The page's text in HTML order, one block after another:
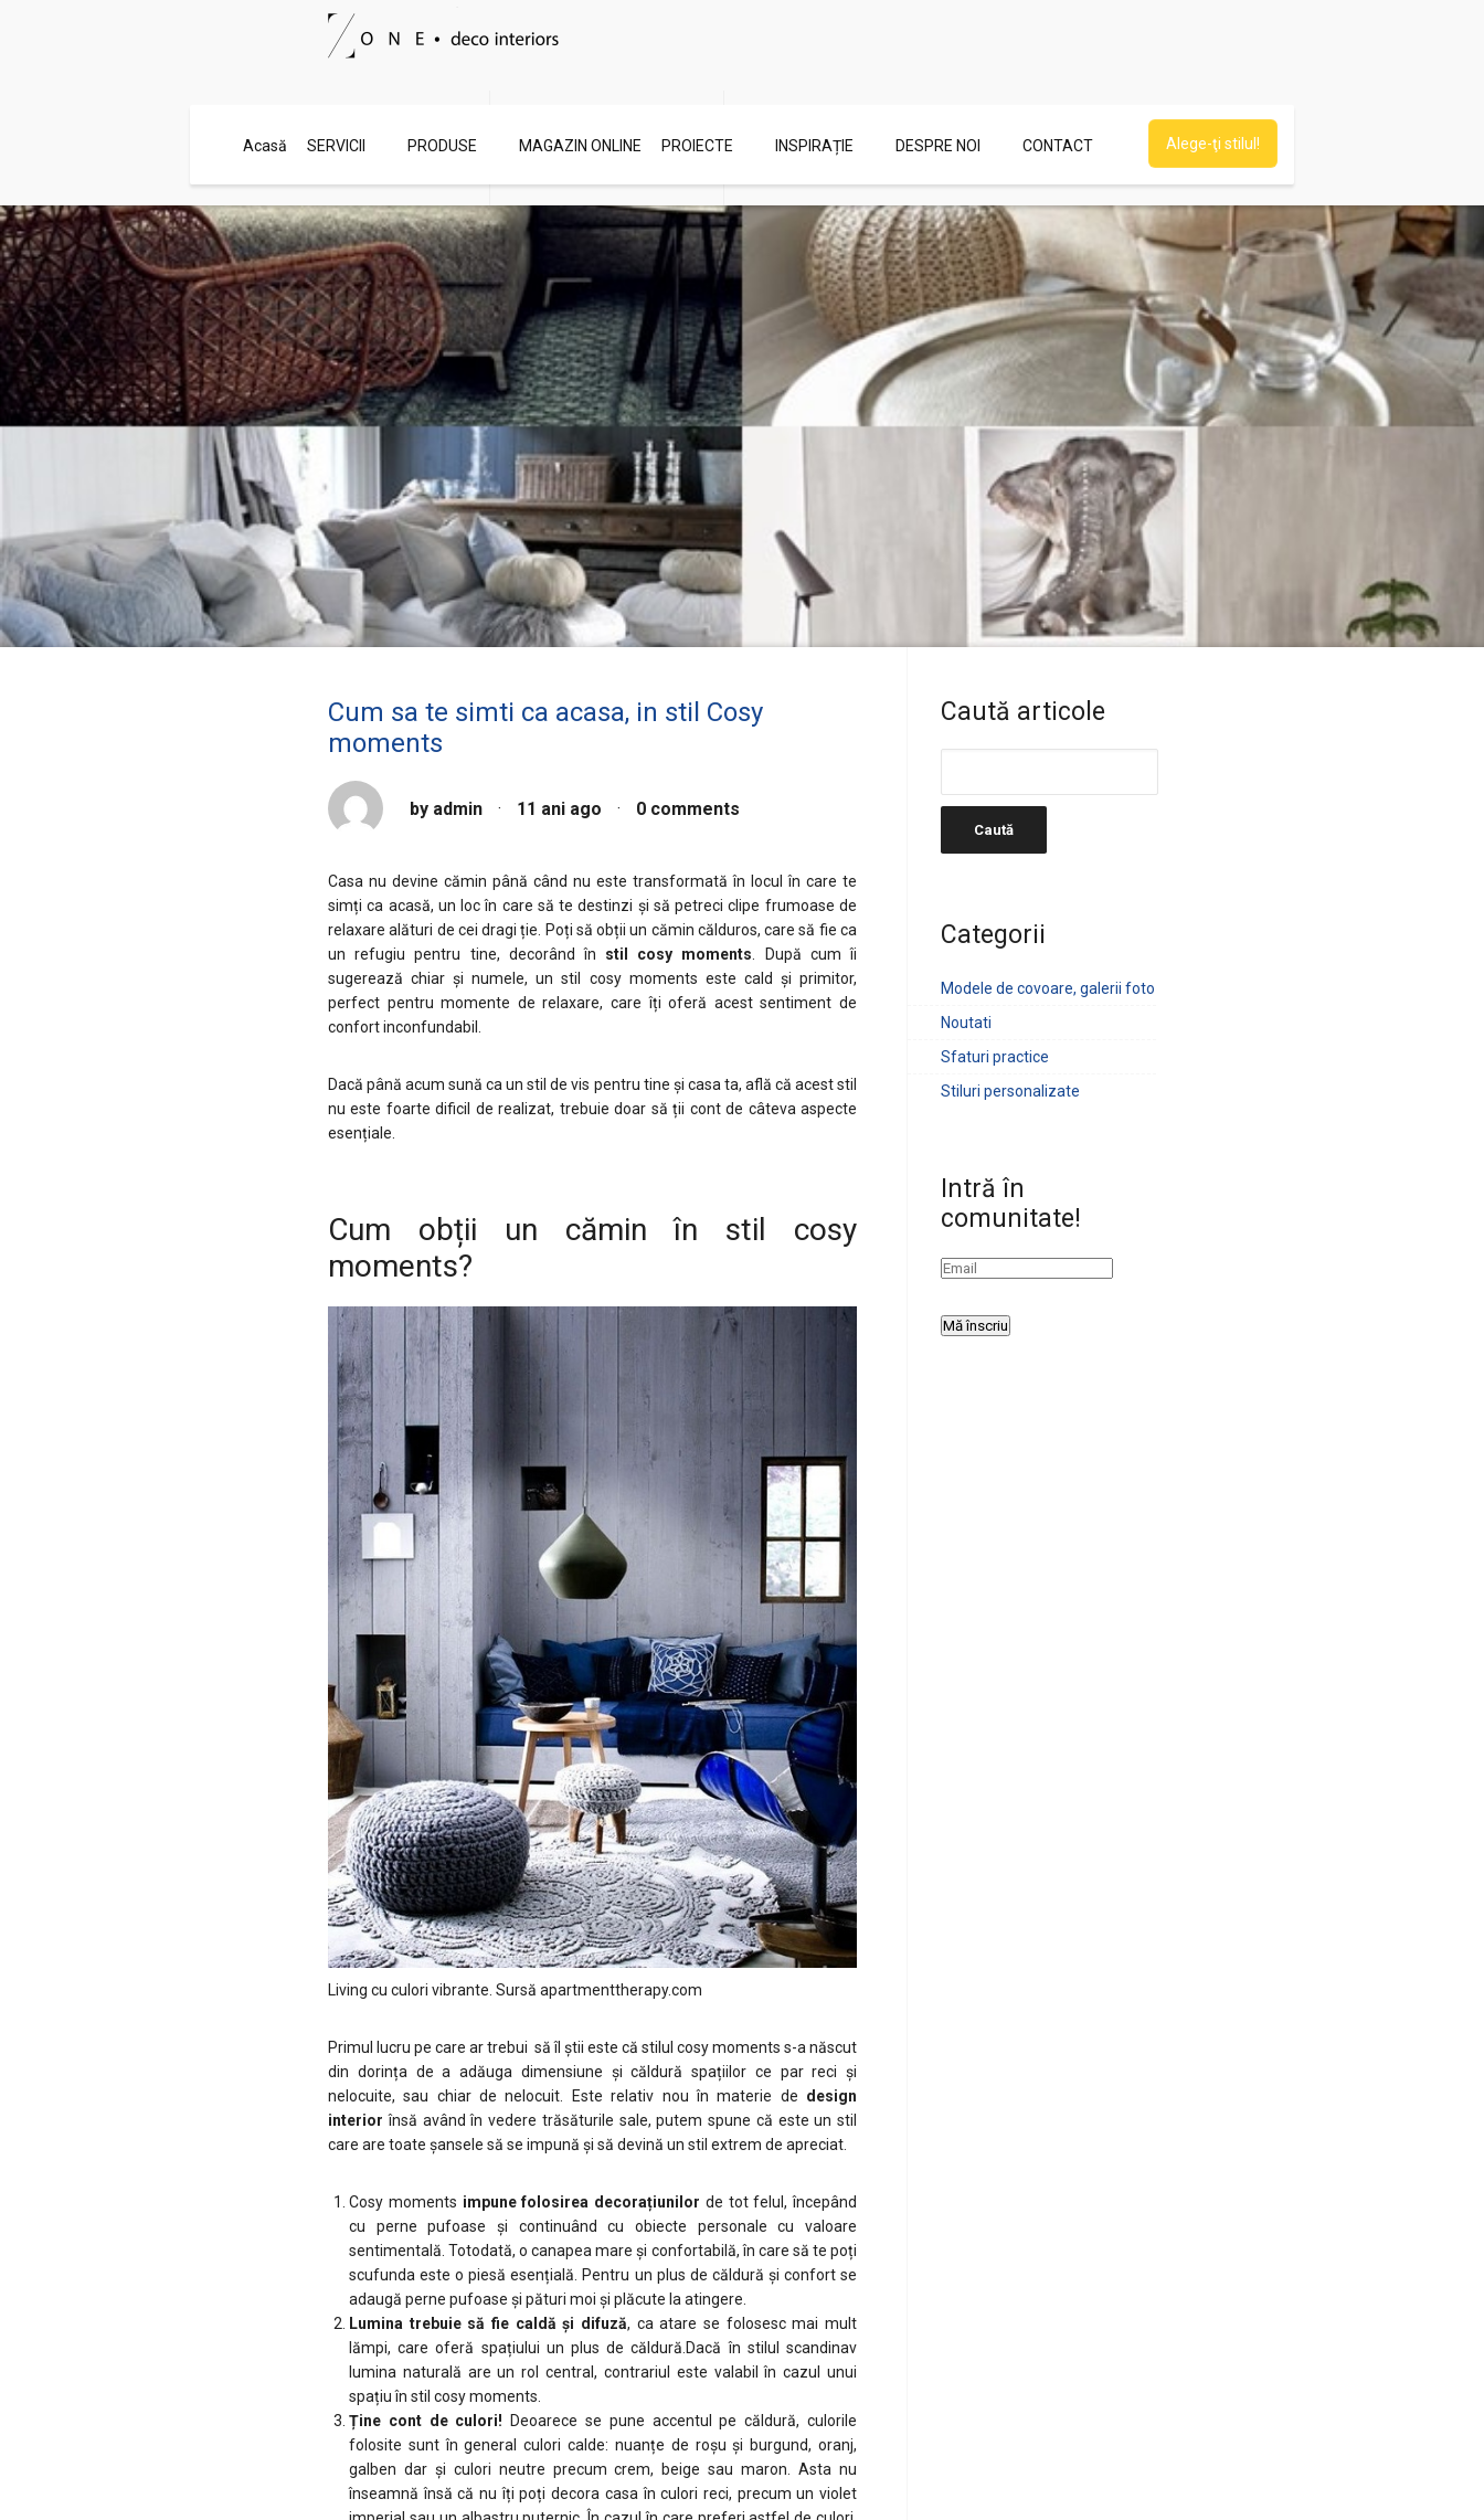
Contact rapid
Email
Engleza
ZoneDeco.ro/en/
Acasă SERVICII PRODUSE MAGAZIN ONLINE PROIECTE INSPIRAȚIE DESPRE NOI CONTACT Alege-ţi stilul!
Cum sa te simti ca acasa, in stil Cosy
moments
by admin · 11 ani ago · 0 comments
Casa nu devine cămin până când nu este transformată în locul în care te
simți ca acasă, un loc în care să te destinzi și să petreci clipe frumoase de
relaxare alături de cei dragi ție. Poți să obții un cămin călduros, care să fie ca
un refugiu pentru tine, decorând în stil cosy moments . După cum îi
sugerează chiar și numele, un stil cosy moments este cald și primitor,
perfect pentru momente de relaxare, care îți oferă acest sentiment de
confort inconfundabil.
Dacă până acum sună ca un stil de vis pentru tine și casa ta, află că acest stil
nu este foarte dificil de realizat, trebuie doar să ții cont de câteva aspecte
esențiale.
Cum obții un cămin în stil cosy
moments?
Living cu culori vibrante. Sursă apartmenttherapy.com
Primul lucru pe care ar trebui să îl știi este că stilul cosy moments s-a născut
din dorința de a adăuga dimensiune și căldură spațiilor ce par reci și
nelocuite, sau chiar de nelocuit. Este relativ nou în materie de design
interiorînsă având în vedere trăsăturile sale, putem spune că este un stil
care are toate șansele să se impună și să devină un stil extrem de apreciat.
Cosy moments impune folosirea decorațiunilor de tot felul, începând
cu perne pufoase și continuând cu obiecte personale cu valoare
sentimentală. Totodată, o canapea mare și confortabilă, în care să te poți
scufunda este o piesă esențială. Pentru un plus de căldură și confort se
adaugă perne pufoase și pături moi și plăcute la atingere.
Lumina trebuie să fie caldă și difuză, ca atare se folosesc mai mult
lămpi, care oferă spațiului un plus de căldură.Dacă în stilul scandinav
lumina naturală are un rol central, contrariul este valabil în cazul unui
spațiu în stil cosy moments.
Ține cont de culori! Deoarece se pune accentul pe căldură, culorile
folosite sunt în general culori calde: nuanțe de roșu și burgund, oranj,
galben dar și culori neutre precum crem, beige sau maron. Asta nu
înseamnă însă că nu îți poți decora casa în culori reci, precum un violet
Caută articole
Categorii
Modele de covoare, galerii foto
Noutati
Sfaturi practice
Stiluri personalizate
Intră în
comunitate!